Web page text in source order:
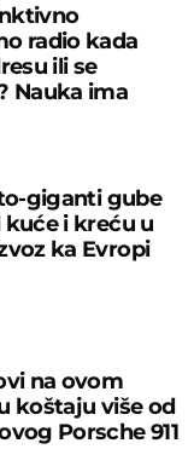
radio kada
ili se
Nauka ima
giganti gube
i kreću u
ka Evropi
na ovom
koštaju više od
Porsche 911